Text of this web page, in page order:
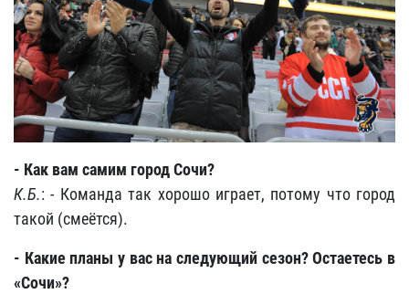
- Как вам самим город Сочи?
К.Б.: - Команда так хорошо играет, потому что город
такой (смеётся).
- Какие планы у вас на следующий сезон? Остаетесь в
«Сочи»?